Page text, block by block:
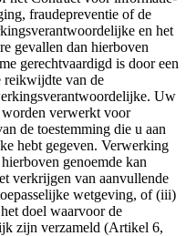
fraudepreventie of de
en het
gevallen dan hierboven
gerechtvaardigd is door een
reikwijdte van de
Uw
worden verwerkt voor
de toestemming die u aan
hebt gegeven. Verwerking
genoemde kan
verkrijgen van aanvullende
wetgeving, of (iii)
doel waarvoor de
zijn verzameld (Artikel 6,